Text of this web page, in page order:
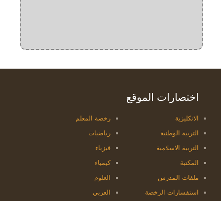
اختصارات الموقع
رخصة المعلم
رياضيات
فيزياء
كيمياء
العلوم
العربي
الانكليزية
التربية الوطنية
التربية الاسلامية
المكتبة
ملفات المدرس
استفسارات الرخصة